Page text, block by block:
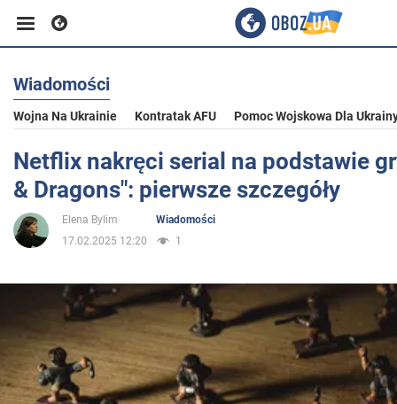
Biznes
Sport
Rozrywka
Polityka
Społeczeństwo
Wiadomości
Wojna Na Ukrainie Kontratak AFU Pomoc Wojskowa Dla
Netflix nakręci serial na podstawie
& Dragons": pierwsze szczegóły
Elena Bylim
Wiadomości
17.02.2025 12:20
1